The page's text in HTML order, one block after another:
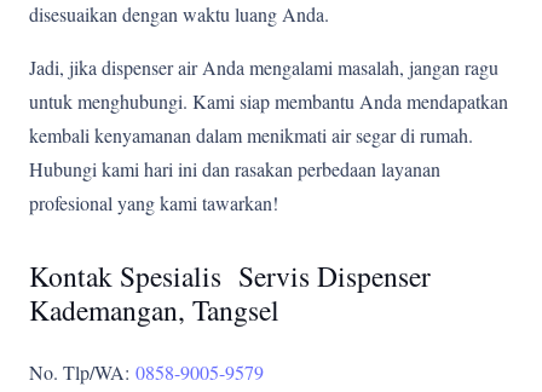
disesuaikan dengan waktu luang Anda.
Jadi, jika dispenser air Anda mengalami masalah, jangan ragu
untuk menghubungi. Kami siap membantu Anda mendapatkan
kembali kenyamanan dalam menikmati air segar di rumah.
Hubungi kami hari ini dan rasakan perbedaan layanan
profesional yang kami tawarkan!
Kontak Spesialis Servis Dispenser
Kademangan, Tangsel
No. Tlp/WA: 0858-9005-9579